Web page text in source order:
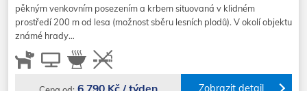
pěkným venkovním posezením a krbem situovaná v klidném
prostředí 200 m od lesa (možnost sběru lesních plodů). V okolí objektu
známé hrady…
Zobrazit detail